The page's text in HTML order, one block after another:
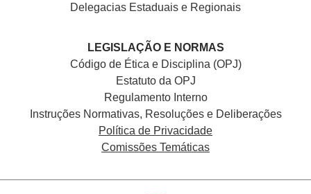
Delegacias Estaduais e Regionais
LEGISLAÇÃO E NORMAS
Código de Ética e Disciplina (OPJ)
Estatuto da OPJ
Regulamento Interno
Instruções Normativas, Resoluções e Deliberações
Política de Privacidade
Comissões Temáticas